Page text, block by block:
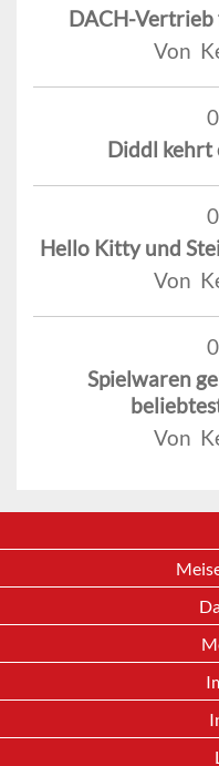
DACH-Vertrieb
Von
Diddl kehrt
Hello Kitty und
Von
Spielwaren
Von